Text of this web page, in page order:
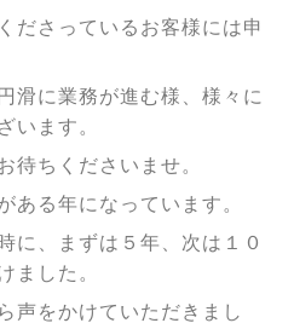
ださっているお客様には申
滑に業務が進む様、様々に
います。
待ちくださいませ。
ある年になっています。
に、まずは５年、次は１０
ました。
声をかけていただきまし